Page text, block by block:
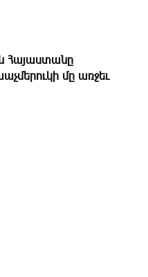
Հայաստանը
մը առջեւ